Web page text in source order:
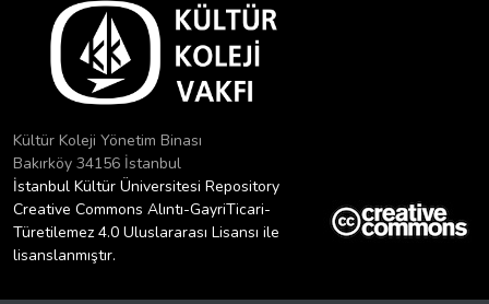
Kültür Koleji Yönetim Binası
Bakırköy 34156 İstanbul
İstanbul Kültür Üniversitesi Repository
Creative Commons Alıntı-GayriTicari-
Türetilemez 4.0 Uluslararası Lisansı ile
lisanslanmıştır.